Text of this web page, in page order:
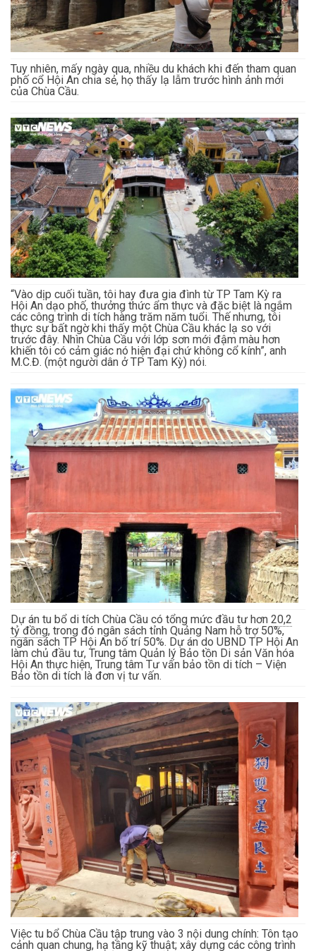
Tuy nhiên, mấy ngày qua, nhiều du khách khi đến tham quan
phố cổ Hội An chia sẻ, họ thấy lạ lẫm trước hình ảnh mới
của Chùa Cầu.
“Vào dịp cuối tuần, tôi hay đưa gia đình từ TP Tam Kỳ ra
Hội An dạo phố, thưởng thức ẩm thực và đặc biệt là ngắm
các công trình di tích hàng trăm năm tuổi. Thế nhưng, tôi
thực sự bất ngờ khi thấy một Chùa Cầu khác lạ so với
trước đây. Nhìn Chùa Cầu với lớp sơn mới đậm màu hơn
khiến tôi có cảm giác nó hiện đại chứ không cổ kính”, anh
M.C.Đ. (một người dân ở TP Tam Kỳ) nói.
Dự án tu bổ di tích Chùa Cầu có tổng mức đầu tư hơn 20,2
tỷ đồng, trong đó ngân sách tỉnh Quảng Nam hỗ trợ 50%,
ngân sách TP Hội An bố trí 50%. Dự án do UBND TP Hội An
làm chủ đầu tư, Trung tâm Quản lý Bảo tồn Di sản Văn hóa
Hội An thực hiện, Trung tâm Tư vấn bảo tồn di tích – Viện
Bảo tồn di tích là đơn vị tư vấn.
Việc tu bổ Chùa Cầu tập trung vào 3 nội dung chính: Tôn tạo
cảnh quan chung, hạ tầng kỹ thuật; xây dựng các công trình